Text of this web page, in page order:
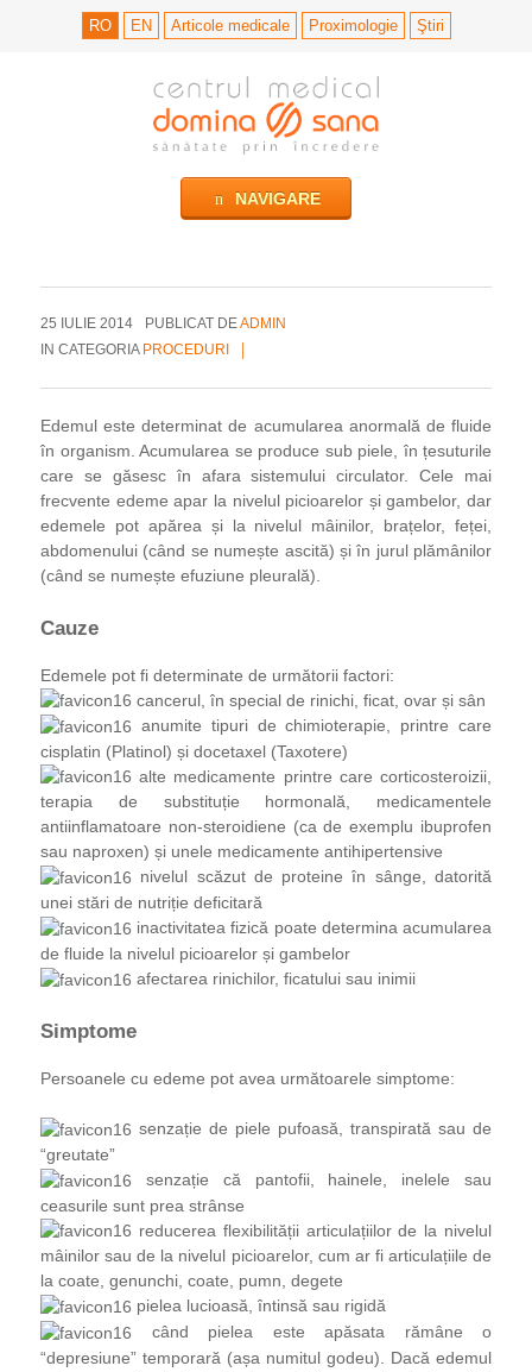
RO EN Articole medicale Proximologie Ştiri
NAVIGARE
25 IULIE 2014 PUBLICAT DEADMIN
IN CATEGORIA PROCEDURI
Edemul este determinat de acumularea anormală de fluide
în organism. Acumularea se produce sub piele, în țesuturile
care se găsesc în afara sistemului circulator. Cele mai
frecvente edeme apar la nivelul picioarelor și gambelor, dar
edemele pot apărea și la nivelul mâinilor, brațelor, feței,
abdomenului (când se numește ascită) și în jurul plămânilor
(când se numește efuziune pleurală).
Cauze
Edemele pot fi determinate de următorii factori:
cancerul, în special de rinichi, ficat, ovar și sân
anumite tipuri de chimioterapie, printre care
cisplatin (Platinol) și docetaxel (Taxotere)
alte medicamente printre care corticosteroizii,
terapia de substituție hormonală, medicamentele
antiinflamatoare non-steroidiene (ca de exemplu ibuprofen
sau naproxen) și unele medicamente antihipertensive
nivelul scăzut de proteine în sânge, datorită
unei stări de nutriție deficitară
inactivitatea fizică poate determina acumularea
de fluide la nivelul picioarelor și gambelor
afectarea rinichilor, ficatului sau inimii
Simptome
Persoanele cu edeme pot avea următoarele simptome:
senzație de piele pufoasă, transpirată sau de
“greutate”
senzație că pantofii, hainele, inelele sau
ceasurile sunt prea strânse
reducerea flexibilității articulațiilor de la nivelul
mâinilor sau de la nivelul picioarelor, cum ar fi articulațiile de
la coate, genunchi, coate, pumn, degete
pielea lucioasă, întinsă sau rigidă
când pielea este apăsata rămâne o
“depresiune” temporară (așa numitul godeu). Dacă edemul